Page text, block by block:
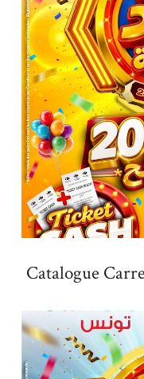
Catalogue